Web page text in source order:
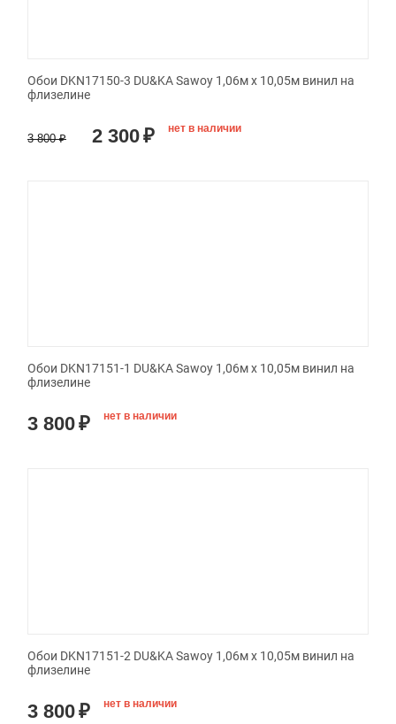
Обои DKN17150-3 DU&KA Sawoy 1,06м х 10,05м винил на
флизелине
3 800 ₽ 2 300₽ нет в наличии
Обои DKN17151-1 DU&KA Sawoy 1,06м х 10,05м винил на
флизелине
3 800₽ нет в наличии
Обои DKN17151-2 DU&KA Sawoy 1,06м х 10,05м винил на
флизелине
3 800₽ нет в наличии